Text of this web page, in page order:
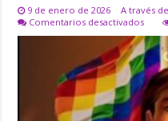
9 de enero de 2026 A través
Comentarios desactivadosen
SISA:
DEL